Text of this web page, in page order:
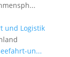
und Logistik
un...